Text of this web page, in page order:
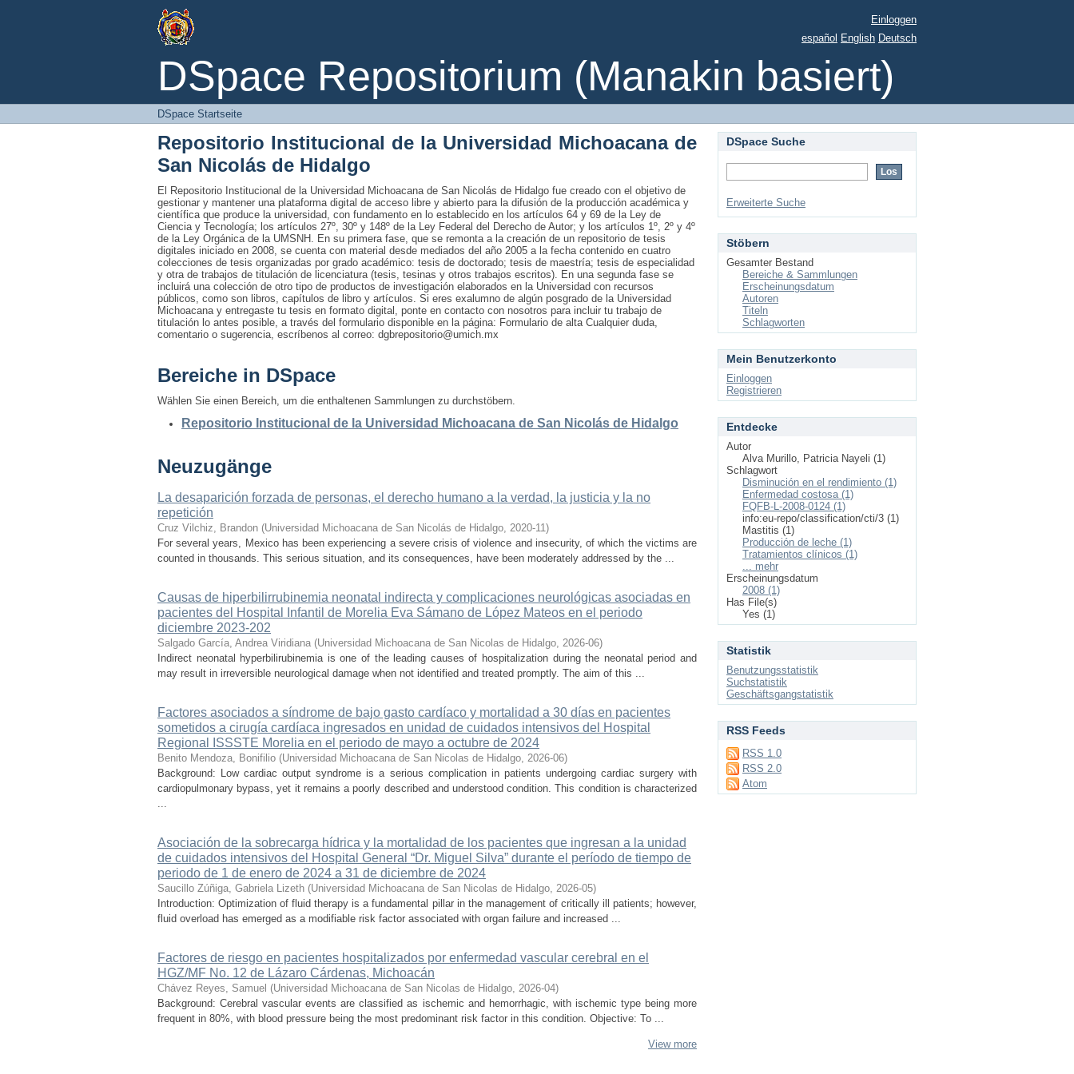
DSpace Repositorium (Manakin basiert)
DSpace Startseite
Einloggen
español English Deutsch
DSpace Startseite
Repositorio Institucional de la Universidad Michoacana de
San Nicolás de Hidalgo
El Repositorio Institucional de la Universidad Michoacana de San Nicolás de Hidalgo fue creado con el objetivo de
gestionar y mantener una plataforma digital de acceso libre y abierto para la difusión de la producción académica y
científica que produce la universidad, con fundamento en lo establecido en los artículos 64 y 69 de la Ley de
Ciencia y Tecnología; los artículos 27º, 30º y 148º de la Ley Federal del Derecho de Autor; y los artículos 1º, 2º y 4º
de la Ley Orgánica de la UMSNH. En su primera fase, que se remonta a la creación de un repositorio de tesis
digitales iniciado en 2008, se cuenta con material desde mediados del año 2005 a la fecha contenido en cuatro
colecciones de tesis organizadas por grado académico: tesis de doctorado; tesis de maestría; tesis de especialidad
y otra de trabajos de titulación de licenciatura (tesis, tesinas y otros trabajos escritos). En una segunda fase se
incluirá una colección de otro tipo de productos de investigación elaborados en la Universidad con recursos
públicos, como son libros, capítulos de libro y artículos. Si eres exalumno de algún posgrado de la Universidad
Michoacana y entregaste tu tesis en formato digital, ponte en contacto con nosotros para incluir tu trabajo de
titulación lo antes posible, a través del formulario disponible en la página: Formulario de alta Cualquier duda,
comentario o sugerencia, escríbenos al correo: dgbrepositorio@umich.mx
Bereiche in DSpace
Wählen Sie einen Bereich, um die enthaltenen Sammlungen zu durchstöbern.
Repositorio Institucional de la Universidad Michoacana de San Nicolás de Hidalgo
Neuzugänge
La desaparición forzada de personas, el derecho humano a la verdad, la justicia y la no
repetición
Cruz Vilchiz, Brandon (Universidad Michoacana de San Nicolás de Hidalgo, 2020-11)
For several years, Mexico has been experiencing a severe crisis of violence and insecurity, of which the victims are
counted in thousands. This serious situation, and its consequences, have been moderately addressed by the ...
Causas de hiperbilirrubinemia neonatal indirecta y complicaciones neurológicas asociadas en
pacientes del Hospital Infantil de Morelia Eva Sámano de López Mateos en el periodo
diciembre 2023-202
Salgado García, Andrea Viridiana (Universidad Michoacana de San Nicolas de Hidalgo, 2026-06)
Indirect neonatal hyperbilirubinemia is one of the leading causes of hospitalization during the neonatal period and
may result in irreversible neurological damage when not identified and treated promptly. The aim of this ...
Factores asociados a síndrome de bajo gasto cardíaco y mortalidad a 30 días en pacientes
sometidos a cirugía cardíaca ingresados en unidad de cuidados intensivos del Hospital
Regional ISSSTE Morelia en el periodo de mayo a octubre de 2024
Benito Mendoza, Bonifilio (Universidad Michoacana de San Nicolas de Hidalgo, 2026-06)
Background: Low cardiac output syndrome is a serious complication in patients undergoing cardiac surgery with
cardiopulmonary bypass, yet it remains a poorly described and understood condition. This condition is characterized
...
Asociación de la sobrecarga hídrica y la mortalidad de los pacientes que ingresan a la unidad
de cuidados intensivos del Hospital General “Dr. Miguel Silva” durante el período de tiempo de
periodo de 1 de enero de 2024 a 31 de diciembre de 2024
Saucillo Zúñiga, Gabriela Lizeth (Universidad Michoacana de San Nicolas de Hidalgo, 2026-05)
Introduction: Optimization of fluid therapy is a fundamental pillar in the management of critically ill patients; however,
fluid overload has emerged as a modifiable risk factor associated with organ failure and increased ...
Factores de riesgo en pacientes hospitalizados por enfermedad vascular cerebral en el
HGZ/MF No. 12 de Lázaro Cárdenas, Michoacán
Chávez Reyes, Samuel (Universidad Michoacana de San Nicolas de Hidalgo, 2026-04)
Background: Cerebral vascular events are classified as ischemic and hemorrhagic, with ischemic type being more
frequent in 80%, with blood pressure being the most predominant risk factor in this condition. Objective: To ...
View more
DSpace Suche
Erweiterte Suche
Stöbern
Gesamter Bestand
Bereiche & Sammlungen
Erscheinungsdatum
Autoren
Titeln
Schlagworten
Mein Benutzerkonto
Einloggen
Registrieren
Entdecke
Autor
Alva Murillo, Patricia Nayeli (1)
Schlagwort
Disminución en el rendimiento (1)
Enfermedad costosa (1)
FQFB-L-2008-0124 (1)
info:eu-repo/classification/cti/3 (1)
Mastitis (1)
Producción de leche (1)
Tratamientos clínicos (1)
... mehr
Erscheinungsdatum
2008 (1)
Has File(s)
Yes (1)
Statistik
Benutzungsstatistik
Suchstatistik
Geschäftsgangstatistik
RSS Feeds
RSS 1.0
RSS 2.0
Atom